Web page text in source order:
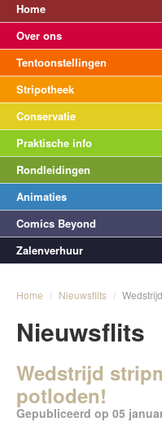
Home
Over ons
Tentoonstellingen
Stripotheek
Conservatie
Praktische info
Rondleidingen
Animaties
Comics Beyond
Zalenverhuur
Home / Nieuwsflits /
Nieuwsflits
Wedstrijd
potloden!
Gepubliceerd op 05